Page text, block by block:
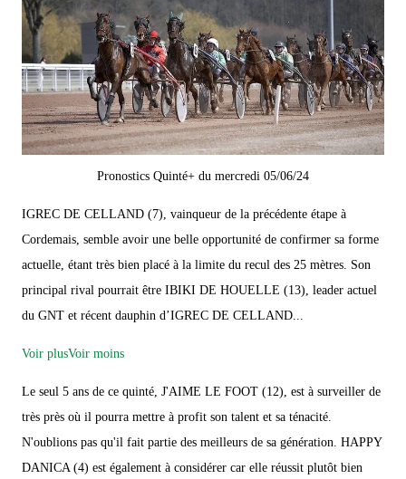
Pronostics Quinté+ du mercredi 05/06/24
IGREC DE CELLAND (7), vainqueur de la précédente étape à
Cordemais, semble avoir une belle opportunité de confirmer sa forme
actuelle, étant très bien placé à la limite du recul des 25 mètres. Son
principal rival pourrait être IBIKI DE HOUELLE (13), leader actuel
du GNT et récent dauphin d’IGREC DE CELLAND...
Voir plusVoir moins
Le seul 5 ans de ce quinté, J'AIME LE FOOT (12), est à surveiller de
très près où il pourra mettre à profit son talent et sa ténacité.
N'oublions pas qu'il fait partie des meilleurs de sa génération. HAPPY
DANICA (4) est également à considérer car elle réussit plutôt bien